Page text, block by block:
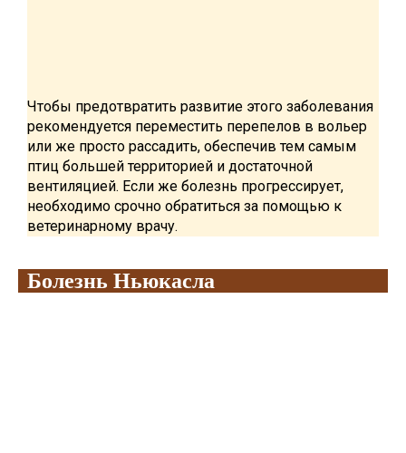
Чтобы предотвратить развитие этого заболевания
рекомендуется переместить перепелов в вольер
или же просто рассадить, обеспечив тем самым
птиц большей территорией и достаточной
вентиляцией. Если же болезнь прогрессирует,
необходимо срочно обратиться за помощью к
ветеринарному врачу.
Болезнь Ньюкасла